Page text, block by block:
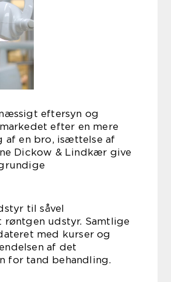
eftersyn og
efter en mere
af en bro, isættelse af
Dickow & Lindkær give
til såvel
udstyr. Samtlige
med kurser og
af det
for tand behandling.